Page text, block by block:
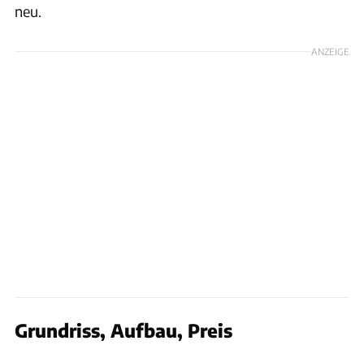
neu.
ANZEIGE
Grundriss, Aufbau, Preis